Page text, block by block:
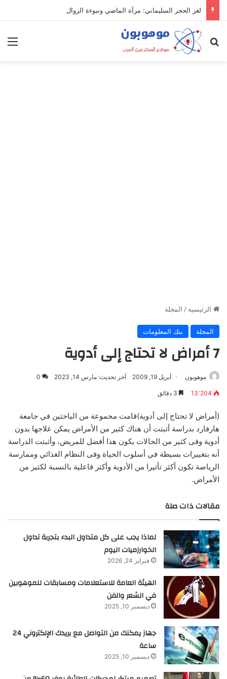
لغز الحجر السليماني: مرآة الماضي ونبوءة الزوال
بحث عن
الرئيسية / المجلة
المجلة بنك المعلومات
7 أمراض لا تحتاج إلى أدوية
موهوبون أبريل 19, 2009 آخر تحديث: مارس 14, 2023 0
13٬204
(أمراض لا تحتاج إلى أدوية)قامت مجموعة من الباحثين في جامعة
هارفارد بدراسة أثبتت أن هناك كثير من الأمراض يمكن علاجها بدون
أدوية وفى كثير من الحالات يكون هذا أفضل للمريض، وأثبتت الدراسة
أنه بتغييرات بسيطة في أسلوب الحياة وفى النظام الغذائي وممارسة
الرياضة تكون أكثر تأثيرا من الأدوية وأكثر فاعلية بالنسبة لكثير من
الأمراض.
مقالات ذات صلة
لماذا يجب على كل متداول البدء بتجربة تداول
الخوارزميات اليوم
فبراير 24, 2026
الهيئة العامة للاستعلامات ومسابقات للموهوبين
في الشعر والفن
ديسمبر 10, 2025
جهاز يمكنك من التواصل مع بريدك الإلكتروني 24
ساعة
ديسمبر 10, 2025